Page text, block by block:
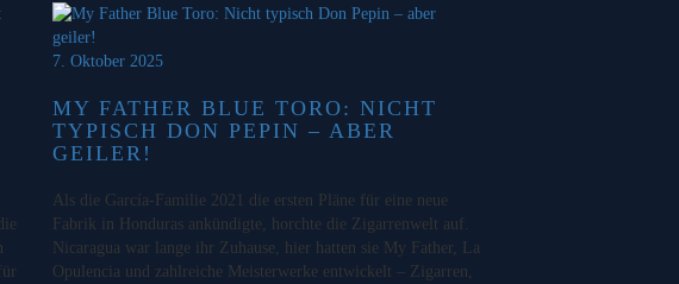
7. Oktober 2025
MY FATHER BLUE TORO: NICHT
TYPISCH DON PEPIN – ABER
GEILER!
Als die García-Familie 2021 die ersten Pläne für eine neue
Fabrik in Honduras ankündigte, horchte die Zigarrenwelt auf.
Nicaragua war lange ihr Zuhause, hier hatten sie My Father, La
Opulencia und zahlreiche Meisterwerke entwickelt – Zigarren,